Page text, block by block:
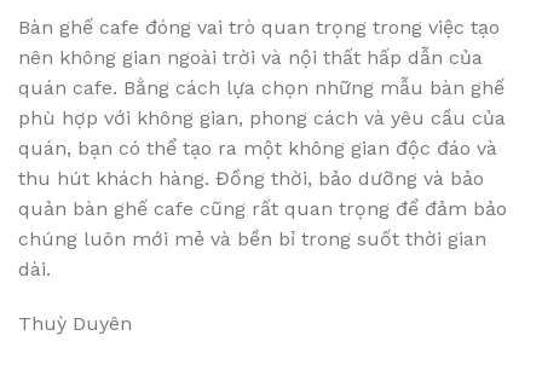
Bàn ghế cafe đóng vai trò quan trọng trong việc tạo
nên không gian ngoài trời và nội thất hấp dẫn của
quán cafe. Bằng cách lựa chọn những mẫu bàn ghế
phù hợp với không gian, phong cách và yêu cầu của
quán, bạn có thể tạo ra một không gian độc đáo và
thu hút khách hàng. Đồng thời, bảo dưỡng và bảo
quản bàn ghế cafe cũng rất quan trọng để đảm bảo
chúng luôn mới mẻ và bền bỉ trong suốt thời gian
dài.
Thuỳ Duyên